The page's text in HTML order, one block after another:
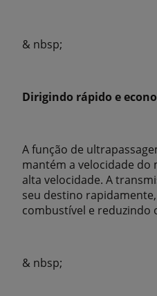
& nbsp;
Dirigindo rápido e
A função de
mantém a velocidade
alta velocidade. A
seu destino
combustível e reduzindo
& nbsp;